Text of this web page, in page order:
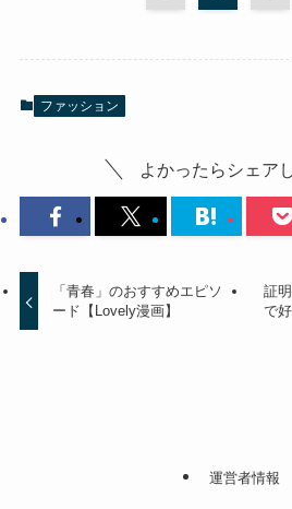
ファッション
よかったらシェア
「青春」のおすすめエピソ
ード【Lovely漫画】
証
で
運営者情報